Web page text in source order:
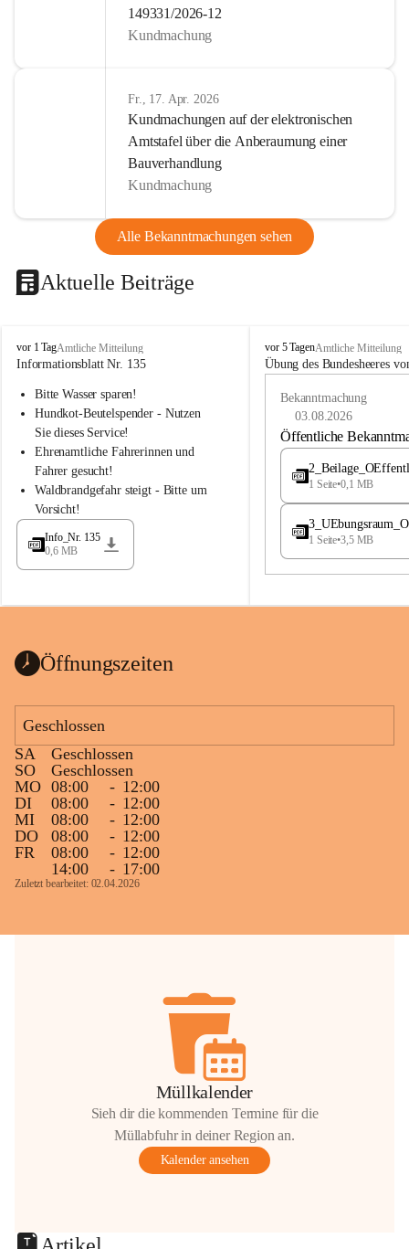
149331/2026-12
Kundmachung
Fr., 17. Apr. 2026
Kundmachungen auf der elektronischen
Amtstafel über die Anberaumung einer
Bauverhandlung
Kundmachung
Alle Bekanntmachungen sehen
Aktuelle Beiträge
B
u
h
a
d
l
a
vor 1 TagAmtliche Mitteilung
Informationsblatt Nr. 135
Bitte Wasser sparen!
Hundkot-Beutelspender - Nutzen
Sie dieses Service!
Ehrenamtliche Fahrerinnen und
Fahrer gesucht!
Waldbrandgefahr steigt - Bitte um
Vorsicht!
Info_Nr. 135
0,6 MB
B
u
e
a
vor 5 TagenAmtliche Mitteilung
Übung des Bundesheeres
Bekanntmachung
03.08.2026
Öffentliche
1 Seite•0,1 MB
1 Seite•3,5 MB
Öffnungszeiten
Geschlossen
SA
Geschlossen
SO
Geschlossen
MO 08:00 - 12:00
DI
08:00 - 12:00
MI
08:00 - 12:00
DO
08:00 - 12:00
FR
08:00 - 12:00
14:00
- 17:00
Zuletzt bearbeitet: 02.04.2026
Müllkalender
Sieh dir die kommenden Termine für die
Müllabfuhr in deiner Region an.
Kalender ansehen